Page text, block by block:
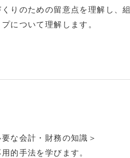
くりのための留意点を理解し、
について理解します。
な会計・財務の知識＞
的手法を学びます。